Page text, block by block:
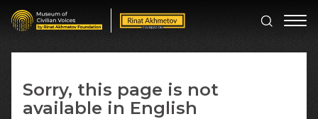
Sorry, this page is not
available in English